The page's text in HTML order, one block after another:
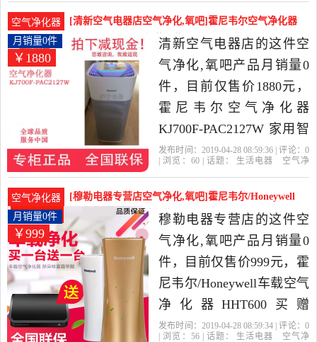
旗舰店精选生活电器当中
性价比很高的空气净化,氧
吧，由江苏 南京发货。
空气净化器
[清新空气电器店空气净化,氧吧]霍尼韦尔空气净化器
KJ700F-PA月销量0件仅售1880元
￥1880
月销量0件
清新空气电器店的这件空
气净化,氧吧产品月销量0
件，目前仅售价1880元，
霍尼韦尔空气净化器
KJ700F-PAC2127W 家用智
能除雾霾KJ550F-2156W是
选生活电器当中性价比很
高的空气净化,氧吧，由上
海发货。
发布时间：2019-04-28 08:59:36 | 评论： 0
| 浏览： 60| 话题： 生活电器
空气净
空气净化器
[穆勒电器专营店空气净化,氧吧]霍尼韦尔/Honeywell
车载空气月销量0件仅售999元
￥999
月销量0件
穆勒电器专营店的这件空
气净化,氧吧产品月销量0
件，目前仅售价999元，霍
尼韦尔/Honeywell车载空气
净化器HHT600买赠
APC15GC010506B黑色是
发布时间：2019-04-28 08:59:34 | 评论： 0
| 浏览： 56| 话题： 生活电器
空气净